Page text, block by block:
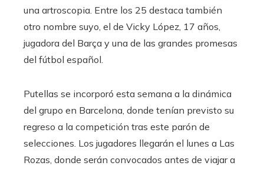
una artroscopia. Entre los 25 destaca también
otro nombre suyo, el de Vicky López, 17 años,
jugadora del Barça y una de las grandes promesas
del fútbol español.
Putellas se incorporó esta semana a la dinámica
del grupo en Barcelona, ​​donde tenían previsto su
regreso a la competición tras este parón de
selecciones. Los jugadores llegarán el lunes a Las
Rozas, donde serán convocados antes de viajar a